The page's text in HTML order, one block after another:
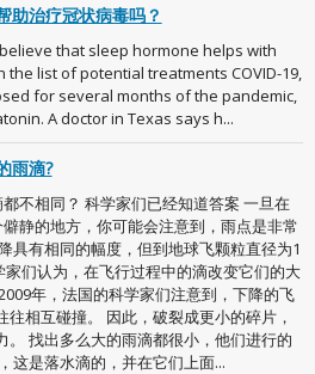
助治疗冠状病毒吗？
that sleep hormone helps with
list of potential treatments COVID-19,
for several months of the pandemic,
A doctor in Texas says h...
雨滴?
不相同？ 科学家们已经知道答案 一旦在
静的地方，你可能会注意到，雨点是非常
具有相同的幅度，但到地球飞颗粒直径为1
们认为，在飞行过程中的滴改变它们的大
年，法国的科学家们注意到，下降的飞
相互碰撞。 因此，破裂成更小的碎片，
。 找出多么大的雨滴都很小，他们进行的
这是落水滴的，并在它们上面...